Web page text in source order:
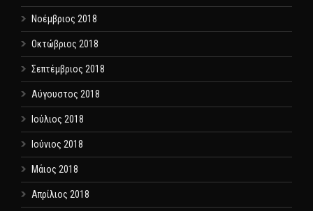
Νοέμβριος 2018
Οκτώβριος 2018
Σεπτέμβριος 2018
Αύγουστος 2018
Ιούλιος 2018
Ιούνιος 2018
Μάιος 2018
Απρίλιος 2018